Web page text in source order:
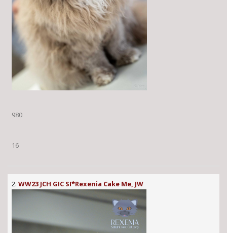
980
16
2. WW23 JCH GIC SI*Rexenia Cake Me, JW